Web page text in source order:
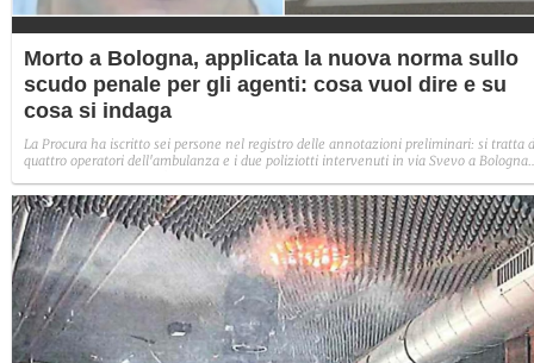
Morto a Bologna, applicata la nuova norma sullo
scudo penale per gli agenti: cosa vuol dire e su
cosa si indaga
La Procura ha iscritto sei persone nel registro delle annotazioni preliminari: si tratta
quattro operatori dell'ambulanza e i due poliziotti intervenuti in via Svevo a Bologna